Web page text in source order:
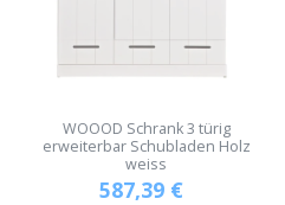
WOOOD Schrank 3 türig
erweiterbar Schubladen Holz
weiss
587,39 €